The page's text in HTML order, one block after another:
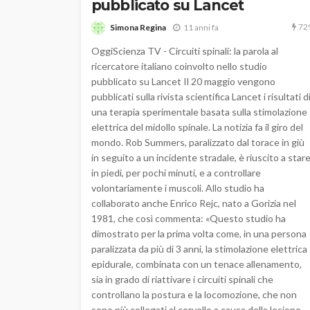
pubblicato su Lancet
Simona Regina 11 anni fa
OggiScienza TV - Circuiti spinali: la parola al
ricercatore italiano coinvolto nello studio
pubblicato su Lancet Il 20 maggio vengono
pubblicati sulla rivista scientifica Lancet i risultati di
una terapia sperimentale basata sulla stimolazione
elettrica del midollo spinale. La notizia fa il giro del
mondo. Rob Summers, paralizzato dal torace in giù
in seguito a un incidente stradale, è riuscito a stare
in piedi, per pochi minuti, e a controllare
volontariamente i muscoli. Allo studio ha
collaborato anche Enrico Rejc, nato a Gorizia nel
1981, che così commenta: «Questo studio ha
dimostrato per la prima volta come, in una persona
paralizzata da più di 3 anni, la stimolazione elettrica
epidurale, combinata con un tenace allenamento,
sia in grado di riattivare i circuiti spinali che
controllano la postura e la locomozione, che non